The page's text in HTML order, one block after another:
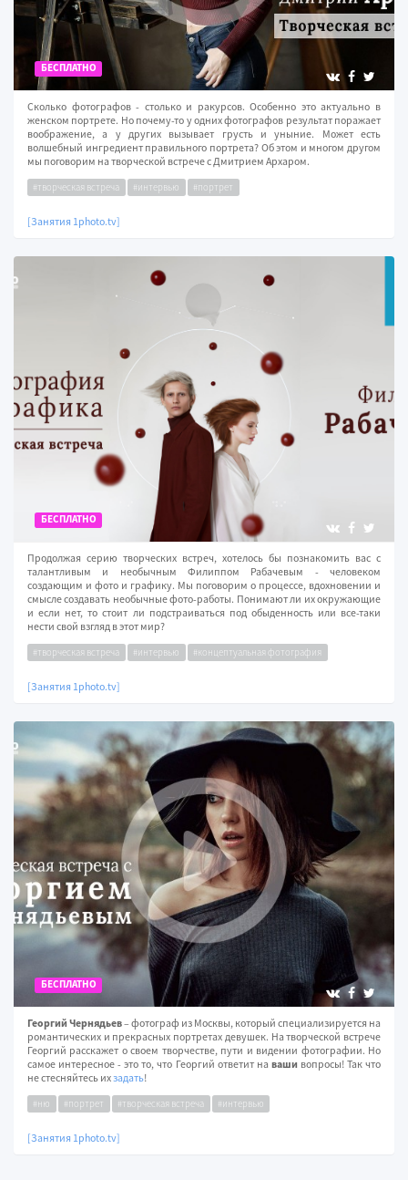
БЕСПЛАТНО
Сколько фотографов - столько и ракурсов. Особенно это актуально в
женском портрете. Но почему-то у одних фотографов результат поражает
воображение, а у других вызывает грусть и уныние. Может есть
волшебный ингредиент правильного портрета? Об этом и многом другом
мы поговорим на творческой встрече с Дмитрием Архаром.
#творческая встреча #интервью #портрет
[Занятия 1photo.tv]
БЕСПЛАТНО
Продолжая серию творческих встреч, хотелось бы познакомить вас с
талантливым и необычным Филиппом Рабачевым - человеком
создающим и фото и графику. Мы поговорим о процессе, вдохновении и
смысле создавать необычные фото-работы. Понимают ли их окружающие
и если нет, то стоит ли подстраиваться под обыденность или все-таки
нести свой взгляд в этот мир?
#творческая встреча #интервью #концептуальная фотография
[Занятия 1photo.tv]
БЕСПЛАТНО
Георгий Чернядьев– фотограф из Москвы, который специализируется на
романтических и прекрасных портретах девушек. На творческой встрече
Георгий расскажет о своем творчестве, пути и видении фотографии. Но
самое интересное - это то, что Георгий ответит на вашивопросы! Так что
не стесняйтесь ихзадать!
#ню #портрет #творческая встреча #интервью
[Занятия 1photo.tv]